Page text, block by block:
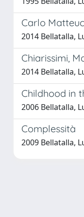
Carlo
2014 Bellatalla,
Chiarissimi,
2014 Bellatalla,
Childhood in
2006 Bellatalla,
Complessità
2009 Bellatalla,